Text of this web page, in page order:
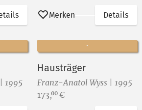
Merken Details
1995
Hausträger
Franz-Anatol Wyss | 1995
Preis:
173,00 €